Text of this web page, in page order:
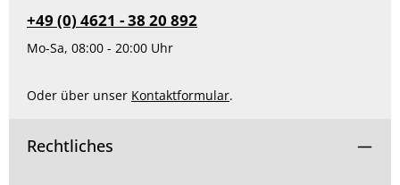
+49 (0) 4621 - 38 20 892
Mo-Sa, 08:00 - 20:00 Uhr
Oder über unser Kontaktformular.
Rechtliches